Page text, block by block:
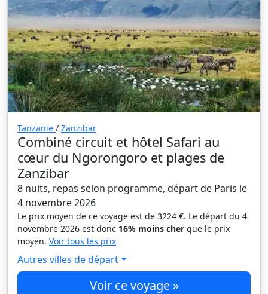
Tanzanie / Zanzibar
Combiné circuit et hôtel Safari au
cœur du Ngorongoro et plages de
Zanzibar
8 nuits, repas selon programme, départ de Paris le
4 novembre 2026
Le prix moyen de ce voyage est de 3224 €. Le départ du 4
novembre 2026 est donc 16% moins cher que le prix
moyen. Voir tous les prix
Autres villes de départ
Voir ce voyage »